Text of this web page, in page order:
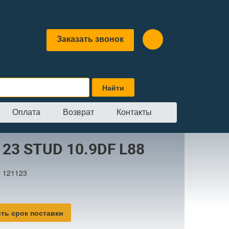
Заказать звонок
Оплата Возврат Контакты
10.9DF L88
STUD 10.9DF L88
121123
срок поставки